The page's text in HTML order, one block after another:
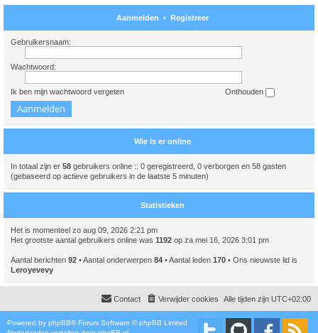
Aanmelden • Registreer
Gebruikersnaam:
Wachtwoord:
Ik ben mijn wachtwoord vergeten Onthouden
Wie is er online
In totaal zijn er 58 gebruikers online :: 0 geregistreerd, 0 verborgen en 58 gasten
(gebaseerd op actieve gebruikers in de laatste 5 minuten)
Statistieken
Het is momenteel zo aug 09, 2026 2:21 pm
Het grootste aantal gebruikers online was 1192 op za mei 16, 2026 3:01 pm
Aantal berichten 92 • Aantal onderwerpen 84 • Aantal leden 170 • Ons nieuwste lid is
Leroyevevy
Alle tijden zijn UTC+02:00
Verwijder cookies
Contact
Powered by phpBB® Forum Software © phpBB Limited